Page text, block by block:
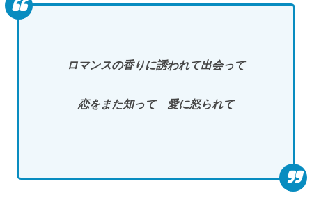
ロマンスの香りに誘われて出会って
恋をまた知って 愛に怒られて